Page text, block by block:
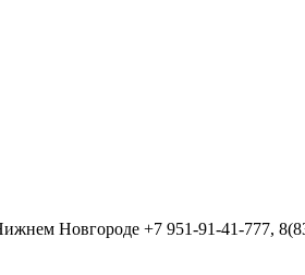
Новгороде +7 951-91-41-777,